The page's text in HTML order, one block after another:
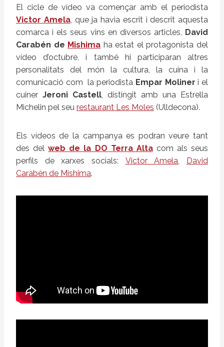
El cicle de vídeo va començar amb el periodista
Victor Amela, que ja havia escrit i descrit aquesta
comarca i els seus vins en diversos articles, David
Carabén de Mishima ha estat el protagonista del
vídeo d’octubre, i també hi participaran altres
personalitats del món la cultura, la cuina i la
comunicació com la periodista Empar Moliner i el
cuiner Jeroni Castell, distingit amb una Estrella
Michelin pel seu restaurant Les Moles (Ulldecona).
Els vídeos de la campanya es podran veure tant
des del web de la DO Terra Alta com als seus
perfils de xarxes socials: Victor Amela, David
Carabén de Mishima.